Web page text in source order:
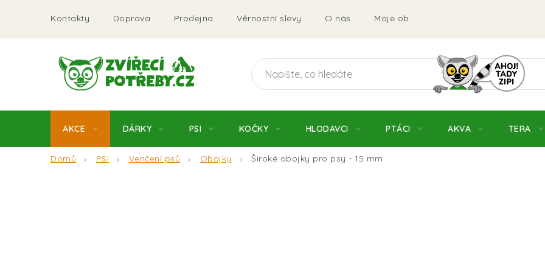
obsah
Kontakty Doprava Prodejna Věrnostní slevy O nás Moje objednávka Obchodní
AKCE DÁRKY PSI KOČKY HLODAVCI PTÁCI AKVA TERA
Domů PSI Venčení psů Obojky Široké obojky pro psy - 15 mm